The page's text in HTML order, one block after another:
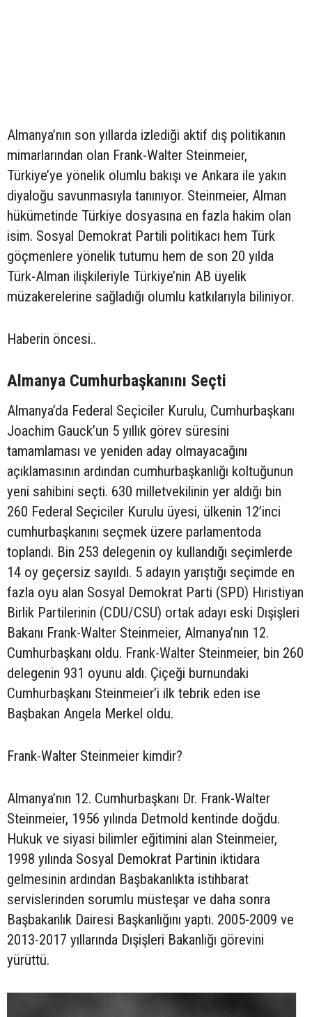
Almanya’nın son yıllarda izlediği aktif dış politikanın
mimarlarından olan Frank-Walter Steinmeier,
Türkiye’ye yönelik olumlu bakışı ve Ankara ile yakın
diyaloğu savunmasıyla tanınıyor. Steinmeier, Alman
hükümetinde Türkiye dosyasına en fazla hakim olan
isim. Sosyal Demokrat Partili politikacı hem Türk
göçmenlere yönelik tutumu hem de son 20 yılda
Türk-Alman ilişkileriyle Türkiye’nin AB üyelik
müzakerelerine sağladığı olumlu katkılarıyla biliniyor.
Haberin öncesi..
Almanya Cumhurbaşkanını Seçti
Almanya’da Federal Seçiciler Kurulu, Cumhurbaşkanı
Joachim Gauck’un 5 yıllık görev süresini
tamamlaması ve yeniden aday olmayacağını
açıklamasının ardından cumhurbaşkanlığı koltuğunun
yeni sahibini seçti. 630 milletvekilinin yer aldığı bin
260 Federal Seçiciler Kurulu üyesi, ülkenin 12’inci
cumhurbaşkanını seçmek üzere parlamentoda
toplandı. Bin 253 delegenin oy kullandığı seçimlerde
14 oy geçersiz sayıldı. 5 adayın yarıştığı seçimde en
fazla oyu alan Sosyal Demokrat Parti (SPD) Hıristiyan
Birlik Partilerinin (CDU/CSU) ortak adayı eski Dışişleri
Bakanı Frank-Walter Steinmeier, Almanya’nın 12.
Cumhurbaşkanı oldu. Frank-Walter Steinmeier, bin 260
delegenin 931 oyunu aldı. Çiçeği burnundaki
Cumhurbaşkanı Steinmeier’i ilk tebrik eden ise
Başbakan Angela Merkel oldu.
Frank-Walter Steinmeier kimdir?
Almanya’nın 12. Cumhurbaşkanı Dr. Frank-Walter
Steinmeier, 1956 yılında Detmold kentinde doğdu.
Hukuk ve siyasi bilimler eğitimini alan Steinmeier,
1998 yılında Sosyal Demokrat Partinin iktidara
gelmesinin ardından Başbakanlıkta istihbarat
servislerinden sorumlu müsteşar ve daha sonra
Başbakanlık Dairesi Başkanlığını yaptı. 2005-2009 ve
2013-2017 yıllarında Dışişleri Bakanlığı görevini
yürüttü.